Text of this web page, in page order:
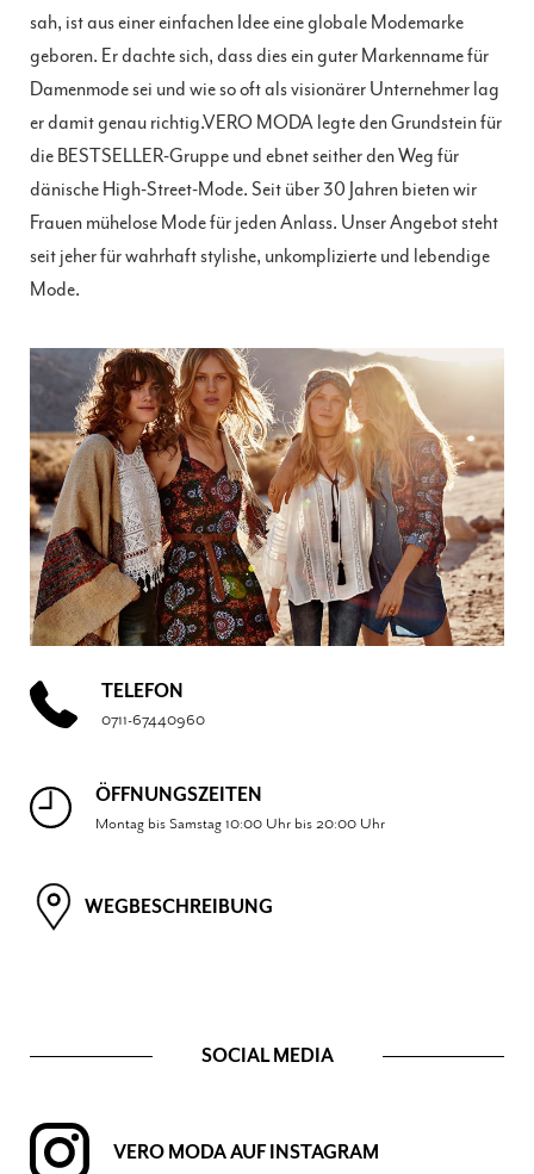
sah, ist aus einer einfachen Idee eine globale Modemarke
geboren. Er dachte sich, dass dies ein guter Markenname für
Damenmode sei und wie so oft als visionärer Unternehmer lag
er damit genau richtig.VERO MODA legte den Grundstein für
die BESTSELLER-Gruppe und ebnet seither den Weg für
dänische High-Street-Mode. Seit über 30 Jahren bieten wir
Frauen mühelose Mode für jeden Anlass. Unser Angebot steht
seit jeher für wahrhaft stylishe, unkomplizierte und lebendige
Mode.
TELEFON
0711-67440960
ÖFFNUNGSZEITEN
Montag bis Samstag 10:00 Uhr bis 20:00 Uhr
WEGBESCHREIBUNG
SOCIAL MEDIA
VERO MODA AUF INSTAGRAM